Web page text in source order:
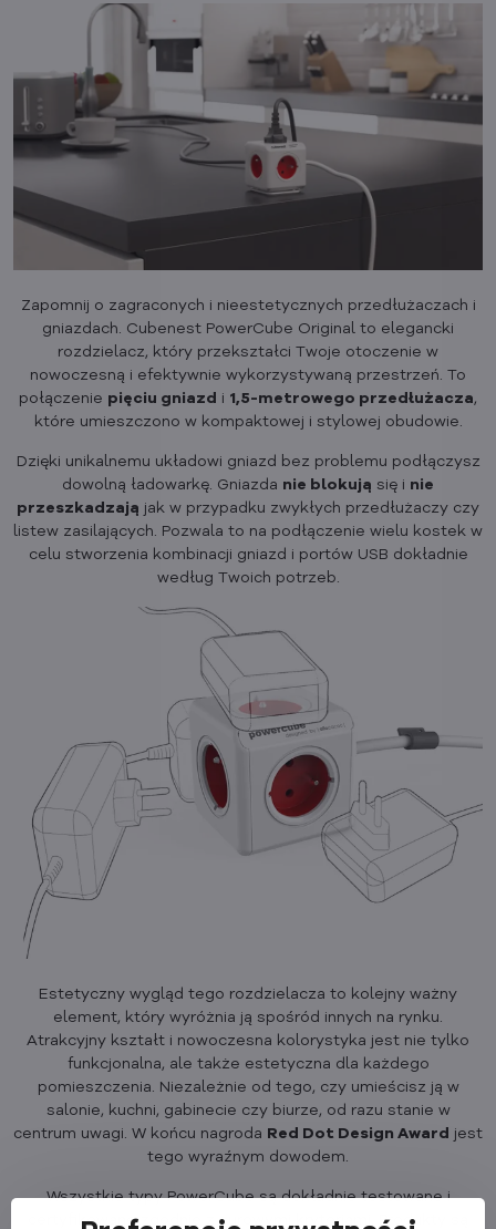
Zapomnij o zagraconych i nieestetycznych przedłużaczach i
gniazdach. Cubenest PowerCube Original to elegancki
rozdzielacz, który przekształci Twoje otoczenie w
nowoczesną i efektywnie wykorzystywaną przestrzeń. To
połączenie pięciu gniazd i 1,5-metrowego przedłużacza,
które umieszczono w kompaktowej i stylowej obudowie.
Dzięki unikalnemu układowi gniazd bez problemu podłączysz
dowolną ładowarkę. Gniazda nie blokują się i nie
przeszkadzają jak w przypadku zwykłych przedłużaczy czy
listew zasilających. Pozwala to na podłączenie wielu kostek w
celu stworzenia kombinacji gniazd i portów USB dokładnie
według Twoich potrzeb.
Estetyczny wygląd tego rozdzielacza to kolejny ważny
element, który wyróżnia ją spośród innych na rynku.
Atrakcyjny kształt i nowoczesna kolorystyka jest nie tylko
funkcjonalna, ale także estetyczna dla każdego
pomieszczenia. Niezależnie od tego, czy umieścisz ją w
salonie, kuchni, gabinecie czy biurze, od razu stanie w
centrum uwagi. W końcu nagroda Red Dot Design Award jest
tego wyraźnym dowodem.
Wszystkie typy PowerCube są dokładnie testowane i
certyfikowane zgodnie z surowymi kryteriami. Produkty są